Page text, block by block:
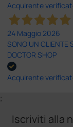
Acquirente
24 Maggio 2026
SONO UN CLIENTE
DOCTOR SHOP
Acquirente
;
Iscriviti alla